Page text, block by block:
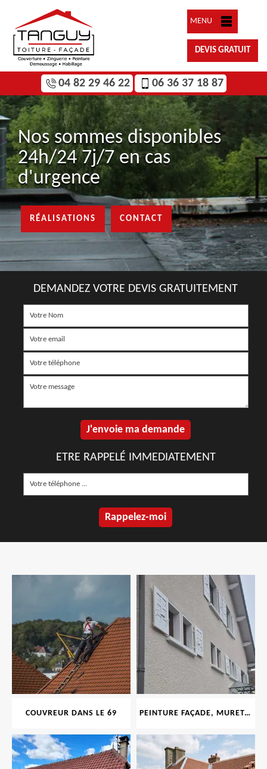
MENU
DEVIS GRATUIT
04 82 29 46 22 06 36 37 18 87
Nos sommes disponibles
24h/24 7j/7 en cas
d'urgence
RÉALISATIONS CONTACT
DEMANDEZ VOTRE DEVIS GRATUITEMENT
ETRE RAPPELÉ IMMEDIATEMENT
COUVREUR DANS LE 69 PEINTURE FAÇADE, MURET, TOITURE, BOISERIE, FERRONERIE, GOUTTIÈRE 69